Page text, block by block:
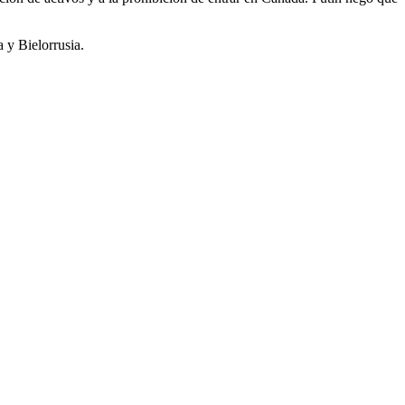
y Bielorrusia.